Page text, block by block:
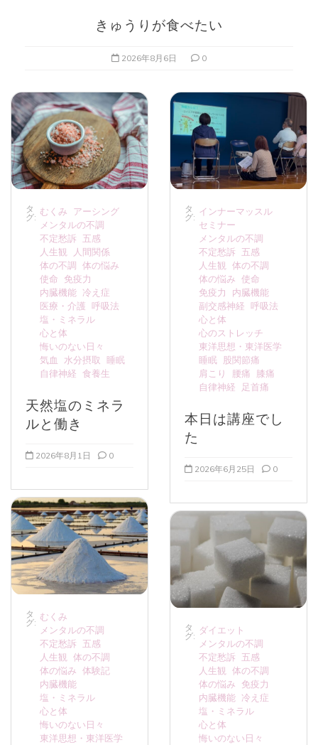
きゅうりが食べたい
2026年8月6日 0
タ
グ:
むくみ
アーシング
メンタルの不調
不定愁訴
五感
人生観
人間関係
体の不調 体の悩み
使命
免疫力
内臓機能 冷え症
医療・介護 呼吸法
塩・ミネラル
心と体
悔いのない日々
気血
水分摂取
睡眠
自律神経 食養生
天然塩のミネラ
ルと働き
2026年8月1日 0
タ
グ:
むくみ
メンタルの不調
不定愁訴
五感
人生観 体の不調
体の悩み 体験記
内臓機能
塩・ミネラル
心と体
悔いのない日々
東洋思想・東洋医学
タ
グ:
インナーマッスル
セミナー
メンタルの不調
不定愁訴
五感
人生観 体の不調
体の悩み 使命
免疫力
内臓機能
副交感神経 呼吸法
心と体
心のストレッチ
東洋思想・東洋医学
睡眠 股関節痛
肩こり
腰痛
膝痛
自律神経
足首痛
本日は講座でし
た
2026年6月25日 0
タ
グ:
ダイエット
メンタルの不調
不定愁訴
五感
人生観 体の不調
体の悩み
免疫力
内臓機能 冷え症
塩・ミネラル
心と体
悔いのない日々